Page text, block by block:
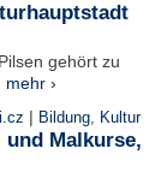
gehört zu
mehr ›
| Bildung, Kultur
Malkurse,